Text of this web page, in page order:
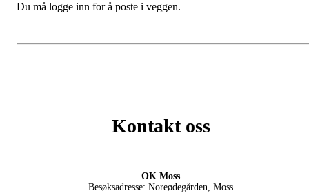
Du må logge inn for å poste i veggen.
Kontakt oss
OK Moss
Besøksadresse: Noreødegården, Moss